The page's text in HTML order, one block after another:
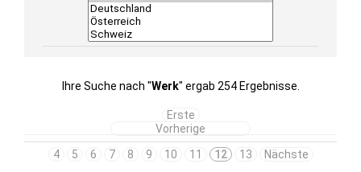
Ihre Suche nach "Werk" ergab 254 Ergebnisse.
Erste
Vorherige
4
5 6 7 8 9 10 11 12 13 Nächste